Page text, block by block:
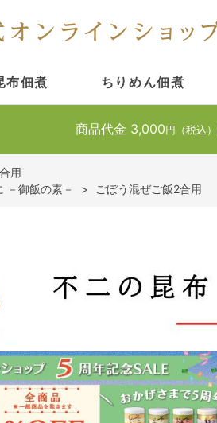
布佃煮 ちりめん佃煮
商品代金 3,000 円（税込）
用
－御飯の素－ > ごぼう混ぜご飯2合用